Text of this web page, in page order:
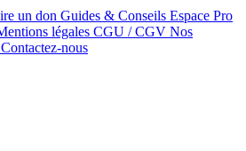
un don Guides & Conseils Espace Pro
légales CGU / CGV Nos
Contactez-nous